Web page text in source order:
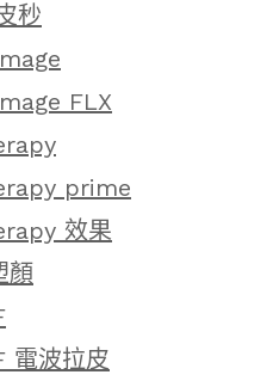
秒
FLX
prime
效果
顏
電波拉皮